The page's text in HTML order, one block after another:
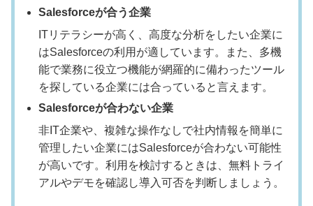
Salesforceが合う企業
ITリテラシーが高く、高度な分析をしたい企業に
はSalesforceの利用が適しています。また、多機
能で業務に役立つ機能が網羅的に備わったツール
を探している企業には合っていると言えます。
Salesforceが合わない企業
非IT企業や、複雑な操作なしで社内情報を簡単に
管理したい企業にはSalesforceが合わない可能性
が高いです。利用を検討するときは、無料トライ
アルやデモを確認し導入可否を判断しましょう。